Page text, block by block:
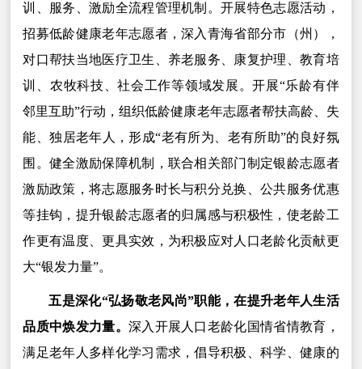
训、服务、激励全流程管理机制。开展特色志愿活动，
招募低龄健康老年志愿者，深入青海省部分市（州），
对口帮扶当地医疗卫生、养老服务、康复护理、教育培
训、农牧科技、社会工作等领域发展。开展“乐龄有伴
邻里互助”行动，组织低龄健康老年志愿者帮扶高龄、失
能、独居老年人，形成“老有所为、老有所助”的良好氛
围。健全激励保障机制，联合相关部门制定银龄志愿者
激励政策，将志愿服务时长与积分兑换、公共服务优惠
等挂钩，提升银龄志愿者的归属感与积极性，使老龄工
作更有温度、更具实效，为积极应对人口老龄化贡献更
大“银发力量”。
五是深化“弘扬敬老风尚”职能，在提升老年人生活
品质中焕发力量。 深入开展人口老龄化国情省情教育，
满足老年人多样化学习需求，倡导积极、科学、健康的